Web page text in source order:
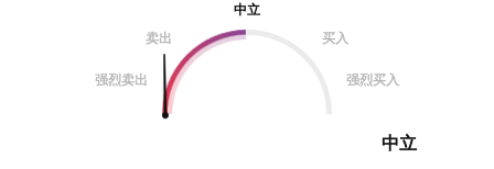
中立
卖出
买入
强烈卖出 强烈买入
中立